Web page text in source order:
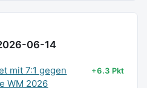
06-14
mit 7:1 gegen
WM 2026
+6.3 Pkt